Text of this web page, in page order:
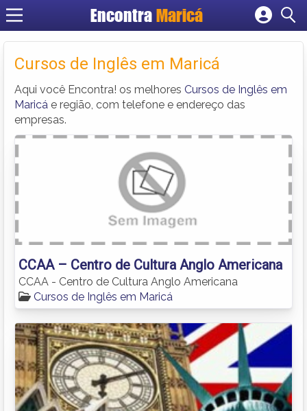
EncontraMaricá
Cadastrar empresa
Criar conta
Cursos de Inglês em Maricá
Aqui você Encontra! os melhores Cursos de Inglês em
Maricá e região, com telefone e endereço das
empresas.
CCAA – Centro de Cultura Anglo Americana
CCAA - Centro de Cultura Anglo Americana
Cursos de Inglês em Maricá